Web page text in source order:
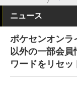
ニュース
ポケセンオンラ
以外の一部会員
ワードをリセッ